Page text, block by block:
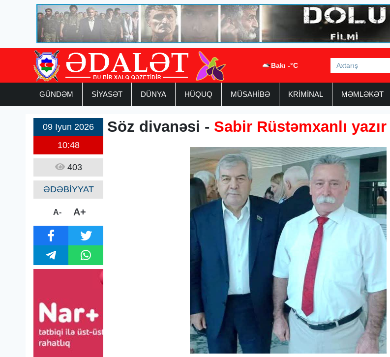
Bakı -°C
GÜNDƏM SİYASƏT DÜNYA HÜQUQ MÜSAHİBƏ KRİMİNAL MƏMLƏKƏT
09 Iyun 2026
10:48
403
ƏDƏBİYYAT
A- A+
Söz divanəsi - Sabir Rüstəmxanlı yazır